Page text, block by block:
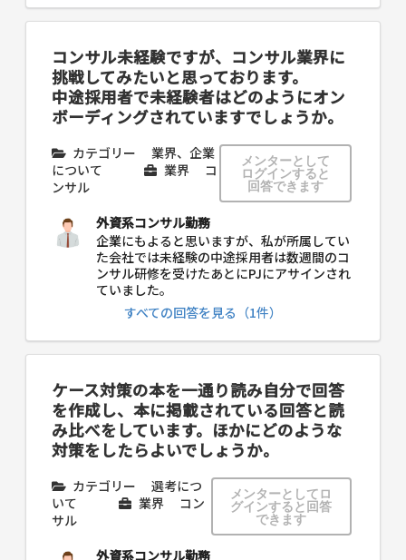
コンサル未経験ですが、コンサル業界に
挑戦してみたいと思っております。
中途採用者で未経験者はどのようにオン
ボーディングされていますでしょうか。
カテゴリー
業界、企業
について
業界
コ
ンサル
メンターとして
ログインすると
回答できます
外資系コンサル勤務
企業にもよると思いますが、私が所属してい
た会社では未経験の中途採用者は数週間のコ
ンサル研修を受けたあとにPJにアサインされ
ていました。
すべての回答を見る（1件）
ケース対策の本を一通り読み自分で回答
を作成し、本に掲載されている回答と読
み比べをしています。ほかにどのような
対策をしたらよいでしょうか。
カテゴリー
選考につ
いて
業界
コン
サル
メンターとしてロ
グインすると回答
できます
外資系コンサル勤務